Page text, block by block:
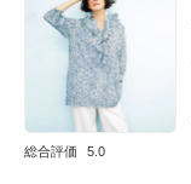
総合評価 5.0